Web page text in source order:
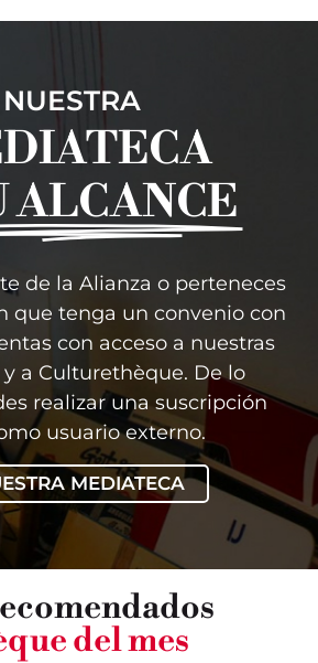
NUESTRA
ALCANCE
de la Alianza o perteneces
que tenga un convenio con
con acceso a nuestras
a Culturethèque. De lo
realizar una suscripción
usuario externo.
MEDIATECA
del mes